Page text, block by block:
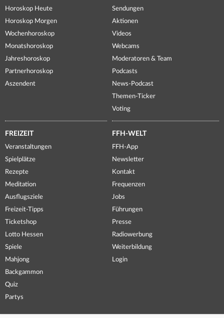
Horoskop Heute
Horoskop Morgen
Wochenhoroskop
Monatshoroskop
Jahreshoroskop
Partnerhoroskop
Aszendent
Sendungen
Aktionen
Videos
Webcams
Moderatoren & Team
Podcasts
News-Podcast
Themen-Ticker
Voting
FREIZEIT
Veranstaltungen
Spielplätze
Rezepte
Meditation
Ausflugsziele
Freizeit-Tipps
Ticketshop
Lotto Hessen
Spiele
Mahjong
Backgammon
Quiz
Partys
FFH-WELT
FFH-App
Newsletter
Kontakt
Frequenzen
Jobs
Führungen
Presse
Radiowerbung
Weiterbildung
Login